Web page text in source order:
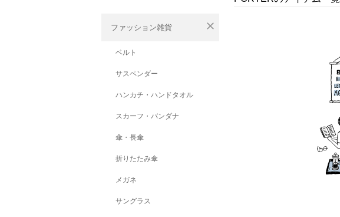
ファッション雑貨 close
ベルト
サスペンダー
ハンカチ・ハンドタオル
スカーフ・バンダナ
傘・長傘
折りたたみ傘
メガネ
サングラス